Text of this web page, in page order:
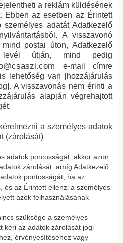
a reklám küldésének
Ebben az esetben az Érintett
adatát Adatkezelő
A visszavonó
postai úton, Adatkezelő
levél útján, mind pedig
e-mail címre
lehetőség van [hozzájárulás
A visszavonás nem érinti a
alapján végrehajtott
a személyes adatok
(zárolását)
adatok pontosságát, akkor azon
zárolását, amíg Adatkezelő
pontosságát; ha az
és az Érintett ellenzi a személyes
azok felhasználásának
szüksége a személyes
kéri az adatok zárolását jogi
érvényesítéséhez vagy